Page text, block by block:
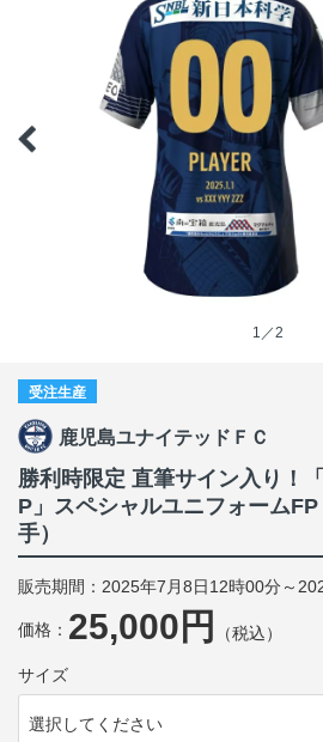
1／2
受注生産
鹿児島ユナイテッドＦＣ
勝利時限定 直筆サイン入り！
P」スペシャルユニフォーム
手）
販売期間：2025年7月8日12時00分～
価格： 25,000円 （税込）
サイズ
選択してください